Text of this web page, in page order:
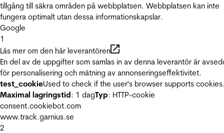
tillgång till säkra områden på webbplatsen. Webbplatsen kan inte
fungera optimalt utan dessa informationskapslar.
Google
1
Läs mer om den här leverantören
En del av de uppgifter som samlas in av denna leverantör är
för personalisering och mätning av annonseringseffektivitet.
test_cookieUsed to check if the user's browser supports
Maximal lagringstid: 1 dagTyp: HTTP-cookie
consent.cookiebot.com
www.track.garnius.se
2